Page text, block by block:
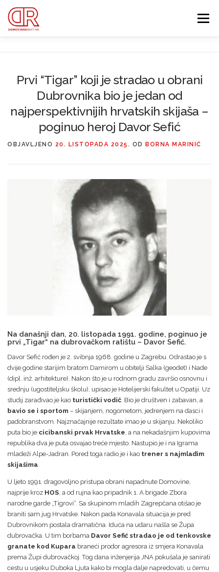
sadržaj
Izbornik
IZDVOJENE KATEGORIJE O MENI MEMBERSHIP
Search Button
Prvi “Tigar” koji je stradao u obrani
Dubrovnika bio je jedan od
najperspektivnijih hrvatskih skijaša –
poginuo heroj Davor Sefić
OBJAVLJENO 20. LISTOPADA 2025. OD BORNA MARINIĆ
Na današnji dan, 20. listopada 1991. godine, poginuo je
prvi „Tigar“ na dubrovačkom ratištu – Davor Sefić.
Davor Sefić rođen je 2. svibnja 1968. godine u Zagrebu. Odrastao je s
dvije godine starijim bratom Damirom u obitelji Salka (geodet) i Nade
(dipl. inž. arhitekture). Nakon što je u rodnom gradu završio osnovnu i
srednju (ugostiteljsku školu), upisao je Hotelijerski fakultet u Opatiji. Uz
studij zarađivao je kao turistički vodič . Bio je društven i zabavan, a
bavio se i sportom – skijanjem, nogometom, jedrenjem na dasci i
padobranstvom. Najznačajnije rezultate imao je u skijanju. Nekoliko
puta bio je cicibanski prvak Hrvatske , a na nekadašnjim kupovima
republika dva je puta osvajao treće mjesto. Nastupio je i na Igrama
mladeži Alpe-Jadran. Pored toga radio je i kao trener s najmlađim
skijašima
U ljeto 1991. dragovoljno pristupa obrani napadnute Domovine,
najprije kroz HOS , a od rujna kao pripadnik 1. A brigade Zbora
narodne garde „Tigrovi“. Sa skupinom mladih Zagrepčana otišao je
braniti sam jug Hrvatske. Nakon pada Konavala situacija je pred
Dubrovnikom postala dramatična. Iduća na udaru našla se Župa
dubrovačka. U tim borbama Davor Sefić stradao je od tenkovske
granate kod Kupara braneći prodor agresora iz smjera Konavala
prema Župi dubrovačkoj. Tog dana inženjerija JNA pokušala je sanirati
cestu u usjeku Duboka Ljuta kako bi mogla dalje napredovati, u čemu